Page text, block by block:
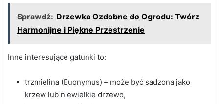
Sprawdź: Drzewka Ozdobne do Ogrodu: Twórz
Harmonijne i Piękne Przestrzenie
Inne interesujące gatunki to:
trzmielina (Euonymus) – może być sadzona jako
krzew lub niewielkie drzewo,